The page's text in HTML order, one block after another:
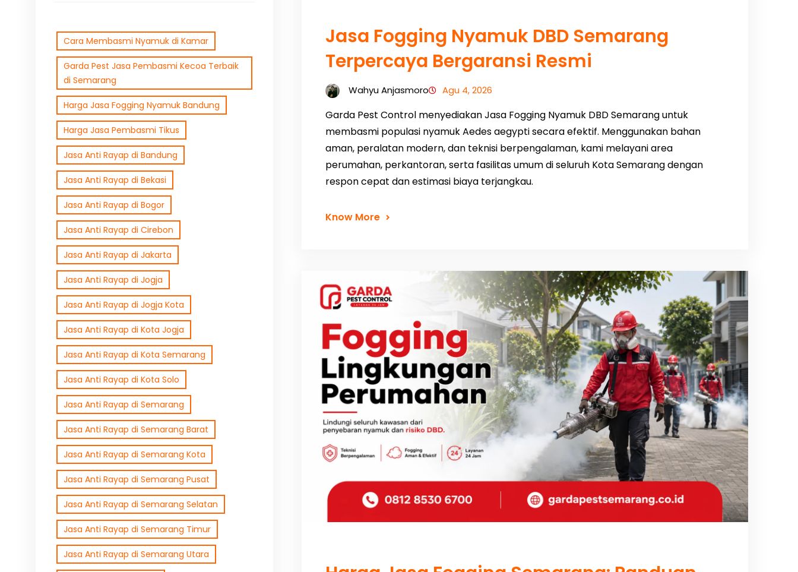
Cara Membasmi Nyamuk di Kamar
Garda Pest Jasa Pembasmi Kecoa Terbaik
di Semarang
Harga Jasa Fogging Nyamuk Bandung
Harga Jasa Pembasmi Tikus
Jasa Anti Rayap di Bandung
Jasa Anti Rayap di Bekasi
Jasa Anti Rayap di Bogor
Jasa Anti Rayap di Cirebon
Jasa Anti Rayap di Jakarta
Jasa Anti Rayap di Jogja
Jasa Anti Rayap di Jogja Kota
Jasa Anti Rayap di Kota Jogja
Jasa Anti Rayap di Kota Semarang
Jasa Anti Rayap di Kota Solo
Jasa Anti Rayap di Semarang
Jasa Anti Rayap di Semarang Barat
Jasa Anti Rayap di Semarang Kota
Jasa Anti Rayap di Semarang Pusat
Jasa Anti Rayap di Semarang Selatan
Jasa Anti Rayap di Semarang Timur
Jasa Anti Rayap di Semarang Utara
Jasa Fogging Nyamuk DBD Semarang
Terpercaya Bergaransi Resmi
Wahyu Anjasmoro Agu 4, 2026
Garda Pest Control menyediakan Jasa Fogging Nyamuk DBD Semarang untuk
membasmi populasi nyamuk Aedes aegypti secara efektif. Menggunakan bahan
aman, peralatan modern, dan teknisi berpengalaman, kami melayani area
perumahan, perkantoran, serta fasilitas umum di seluruh Kota Semarang dengan
respon cepat dan estimasi biaya terjangkau.
Know More